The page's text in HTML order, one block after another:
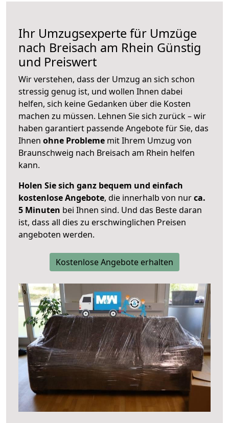
Ihr Umzugsexperte für Umzüge
nach Breisach am Rhein Günstig
und Preiswert
Wir verstehen, dass der Umzug an sich schon
stressig genug ist, und wollen Ihnen dabei
helfen, sich keine Gedanken über die Kosten
machen zu müssen. Lehnen Sie sich zurück – wir
haben garantiert passende Angebote für Sie, das
Ihnen ohne Probleme mit Ihrem Umzug von
Braunschweig nach Breisach am Rhein helfen
kann.
Holen Sie sich ganz bequem und einfach
kostenlose Angebote, die innerhalb von nurca.
5 Minuten bei Ihnen sind. Und das Beste daran
ist, dass all dies zu erschwinglichen Preisen
angeboten werden.
Kostenlose Angebote erhalten